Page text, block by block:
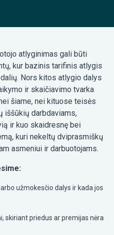
atlyginimas gali būti
kur bazinis tarifinis atlygis
Nors kitos atlygio dalys
ir skaičiavimo tvarka
šiame, nei kituose teisės
iššūkių darbdaviams,
ir kuo skaidresnę bei
kuri nekeltų dviprasmiškų
asmeniui ir darbuotojams.
užmokesčio dalys ir kada jos
skiriant priedus ar premijas nėra